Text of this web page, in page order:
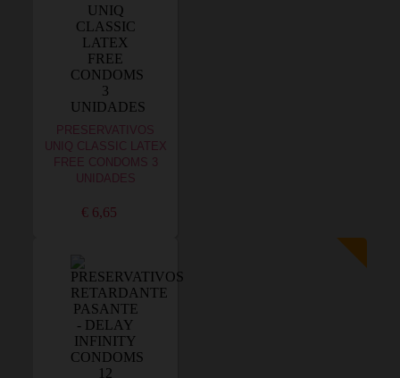
PRESERVATIVOS
UNIQ CLASSIC LATEX
FREE CONDOMS 3
UNIDADES
€ 6,65